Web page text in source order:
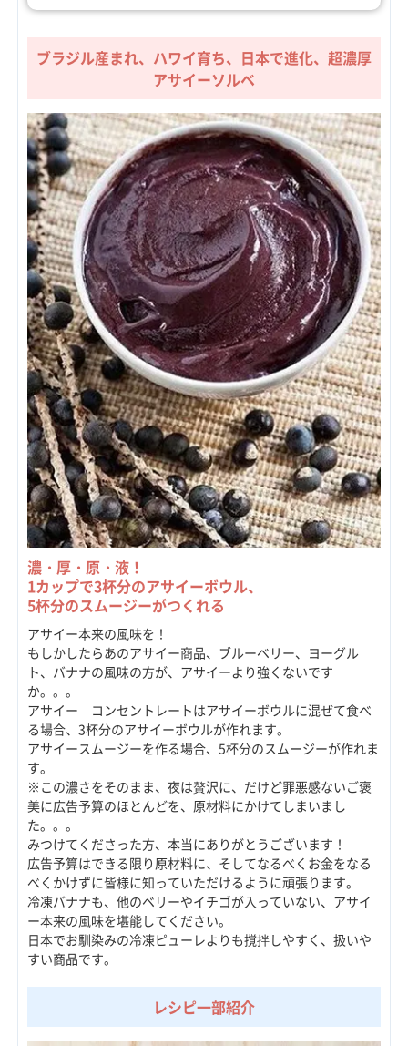
ブラジル産まれ、ハワイ育ち、日本で進化、超濃厚
アサイーソルベ
濃・厚・原・液！
1カップで3杯分のアサイーボウル、
5杯分のスムージーがつくれる
アサイー本来の風味を！
もしかしたらあのアサイー商品、ブルーベリー、ヨーグル
ト、バナナの風味の方が、アサイーより強くないです
か。。。
アサイー コンセントレートはアサイーボウルに混ぜて食べ
る場合、3杯分のアサイーボウルが作れます。
アサイースムージーを作る場合、5杯分のスムージーが作れま
す。
※この濃さをそのまま、夜は贅沢に、だけど罪悪感ないご褒
美に広告予算のほとんどを、原材料にかけてしまいまし
た。。。
みつけてくださった方、本当にありがとうございます！
広告予算はできる限り原材料に、そしてなるべくお金をなる
べくかけずに皆様に知っていただけるように頑張ります。
冷凍バナナも、他のベリーやイチゴが入っていない、アサイ
ー本来の風味を堪能してください。
日本でお馴染みの冷凍ピューレよりも撹拌しやすく、扱いや
すい商品です。
レシピ一部紹介